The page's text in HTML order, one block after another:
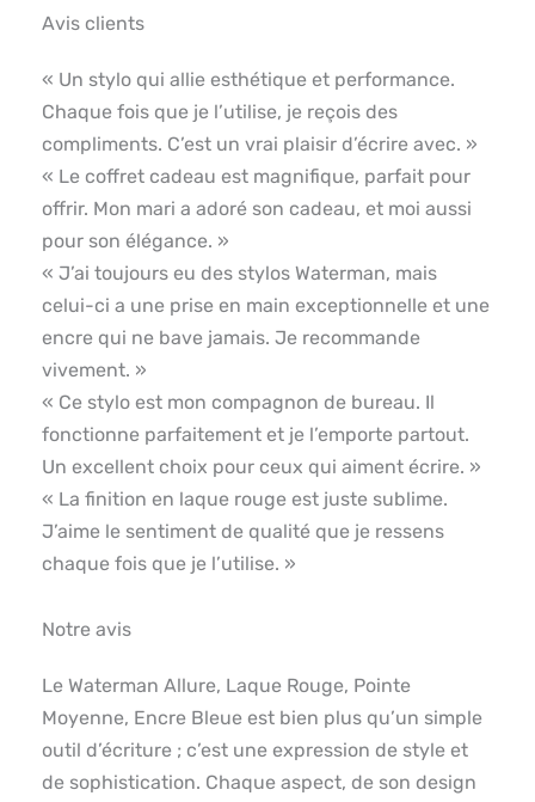
Avis clients
« Un stylo qui allie esthétique et performance.
Chaque fois que je l’utilise, je reçois des
compliments. C’est un vrai plaisir d’écrire avec. »
« Le coffret cadeau est magnifique, parfait pour
offrir. Mon mari a adoré son cadeau, et moi aussi
pour son élégance. »
« J’ai toujours eu des stylos Waterman, mais
celui-ci a une prise en main exceptionnelle et une
encre qui ne bave jamais. Je recommande
vivement. »
« Ce stylo est mon compagnon de bureau. Il
fonctionne parfaitement et je l’emporte partout.
Un excellent choix pour ceux qui aiment écrire. »
« La finition en laque rouge est juste sublime.
J’aime le sentiment de qualité que je ressens
chaque fois que je l’utilise. »
Notre avis
Le Waterman Allure, Laque Rouge, Pointe
Moyenne, Encre Bleue est bien plus qu’un simple
outil d’écriture ; c’est une expression de style et
de sophistication. Chaque aspect, de son design